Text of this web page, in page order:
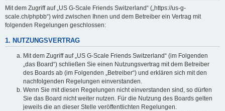
Mit dem Zugriff auf „US G-Scale Friends Switzerland“ („https://us-g-
scale.ch/phpbb“) wird zwischen Ihnen und dem Betreiber ein Vertrag mit
folgenden Regelungen geschlossen:
1. NUTZUNGSVERTRAG
Mit dem Zugriff auf „US G-Scale Friends Switzerland“ (im Folgenden
„das Board“) schließen Sie einen Nutzungsvertrag mit dem Betreiber
des Boards ab (im Folgenden „Betreiber“) und erklären sich mit den
nachfolgenden Regelungen einverstanden.
Wenn Sie mit diesen Regelungen nicht einverstanden sind, so dürfen
Sie das Board nicht weiter nutzen. Für die Nutzung des Boards gelten
jeweils die an dieser Stelle veröffentlichten Regelungen.